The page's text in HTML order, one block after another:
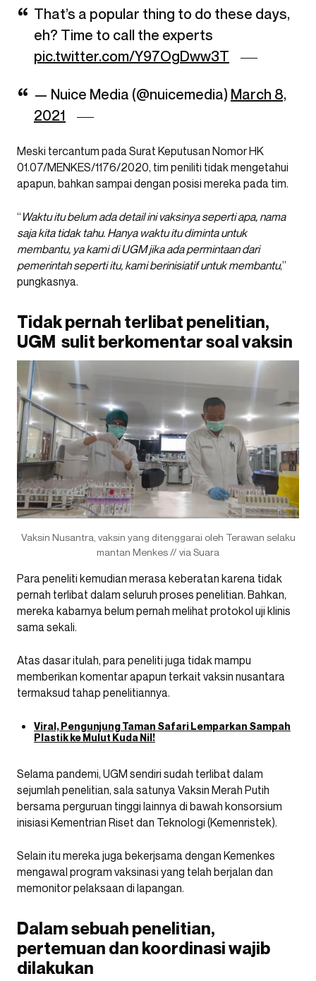
That’s a popular thing to do these days,
eh? Time to call the experts
pic.twitter.com/Y97OgDww3T
— Nuice Media (@nuicemedia) March 8,
2021
Meski tercantum pada Surat Keputusan Nomor HK
01.07/MENKES/1176/2020, tim peniliti tidak mengetahui
apapun, bahkan sampai dengan posisi mereka pada tim.
“ Waktu itu belum ada detail ini vaksinya seperti apa, nama
saja kita tidak tahu. Hanya waktu itu diminta untuk
membantu, ya kami di UGM jika ada permintaan dari
pemerintah seperti itu, kami berinisiatif untuk membantu,”
pungkasnya.
Tidak pernah terlibat penelitian,
UGM sulit berkomentar soal vaksin
Vaksin Nusantra, vaksin yang ditenggarai oleh Terawan selaku
mantan Menkes // via Suara
Para peneliti kemudian merasa keberatan karena tidak
pernah terlibat dalam seluruh proses penelitian. Bahkan,
mereka kabarnya belum pernah melihat protokol uji klinis
sama sekali.
Atas dasar itulah, para peneliti juga tidak mampu
memberikan komentar apapun terkait vaksin nusantara
termaksud tahap penelitiannya.
Viral, Pengunjung Taman Safari Lemparkan Sampah
Plastik ke Mulut Kuda Nil!
Selama pandemi, UGM sendiri sudah terlibat dalam
sejumlah penelitian, sala satunya Vaksin Merah Putih
bersama perguruan tinggi lainnya di bawah konsorsium
inisiasi Kementrian Riset dan Teknologi (Kemenristek).
Selain itu mereka juga bekerjsama dengan Kemenkes
mengawal program vaksinasi yang telah berjalan dan
memonitor pelaksaan di lapangan.
Dalam sebuah penelitian,
pertemuan dan koordinasi wajib
dilakukan